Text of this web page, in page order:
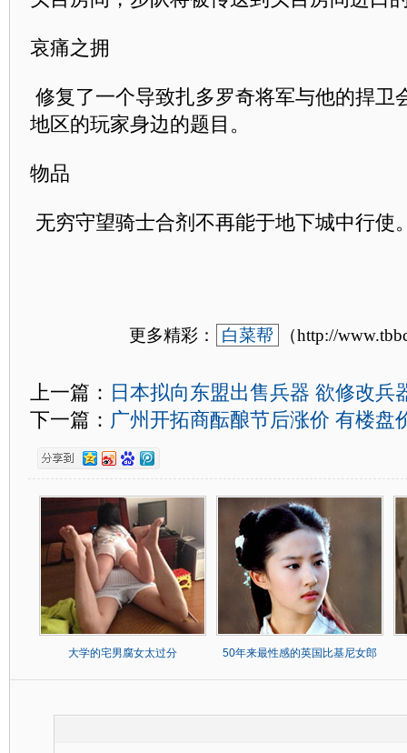
哀痛之拥
修复了一个导致扎多罗奇将军与他的捍卫
地区的玩家身边的题目。
物品
无穷守望骑士合剂不再能于地下城中行使
更多精彩： 白菜帮 （http://
上一篇： 日本拟向东盟出售兵器 欲修改兵
下一篇： 广州开拓商酝酿节后涨价 有楼盘
大学的宅男腐女太过分 50年来最性感的英国比基尼女郎